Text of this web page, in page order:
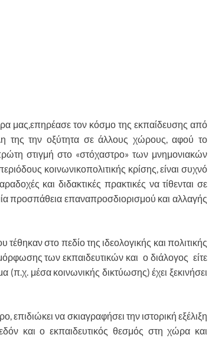
μας,επηρέασε τον κόσμο της εκπαίδευσης από
της την οξύτητα σε άλλους χώρους, αφού το
στιγμή στο «στόχαστρο» των μνημονιακών
κοινωνικοπολιτικής κρίσης, είναι συχνό
και διδακτικές πρακτικές να τίθενται σε
προσπάθεια επαναπροσδιορισμού και αλλαγής
στο πεδίο της ιδεολογικής και πολιτικής
των εκπαιδευτικών και ο διάλογος είτε
μέσα κοινωνικής δικτύωσης) έχει ξεκινήσει
επιδιώκει να σκιαγραφήσει την ιστορική εξέλιξη
και ο εκπαιδευτικός θεσμός στη χώρα και